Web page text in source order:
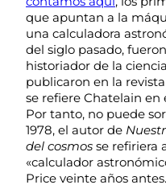
que apuntan a la
una calculadora
del siglo pasado,
historiador de la ciencia
publicaron en la revista
se refiere Chatelain en
Por tanto, no puede
1978, el autor de
del cosmos se refiriera
«calculador
Price veinte años